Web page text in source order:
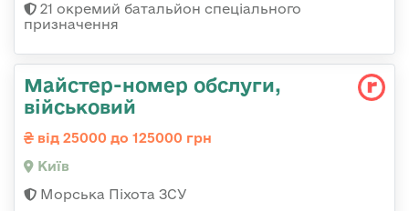
21 окремий батальйон спеціального
призначення
Майстеp-номеp обслуги,
військовий
від 25000 до 125000 грн
Київ
Морська Піхота ЗСУ